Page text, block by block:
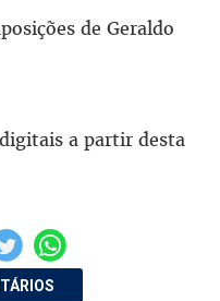
de Geraldo
a partir desta